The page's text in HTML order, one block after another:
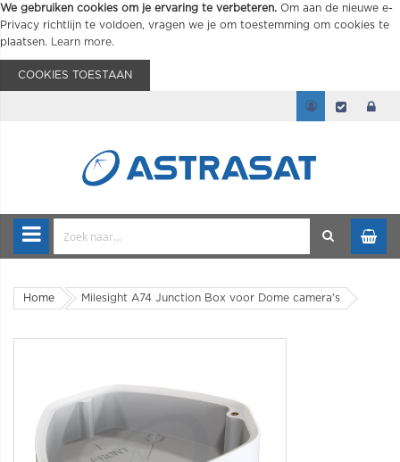
We gebruiken cookies om je ervaring te verbeteren. Om aan de nieuwe e-
Privacy richtlijn te voldoen, vragen we je om toestemming om cookies te
plaatsen.
Learn more.
COOKIES TOESTAAN
Home Milesight A74 Junction Box voor Dome camera's